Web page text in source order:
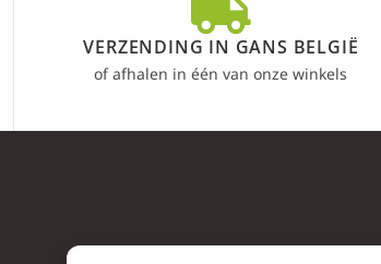
VERZENDING IN GANS BELGIË
of afhalen in één van onze winkels